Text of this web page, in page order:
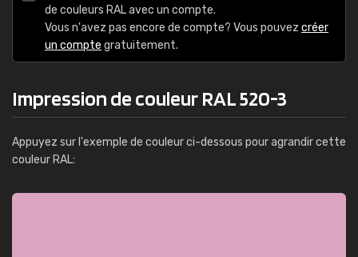
de couleurs RAL avec un compte.
Vous n'avez pas encore de compte? Vous pouvez créer
un compte gratuitement.
Impression de couleur RAL 520-3
Appuyez sur l'exemple de couleur ci-dessous pour agrandir cette
couleur RAL: